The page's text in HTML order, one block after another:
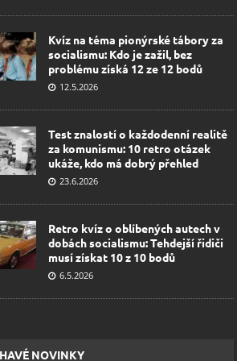
Kvíz na téma pionýrské tábory za
socialismu: Kdo je zažil, bez
problému získá 12 ze 12 bodů
12.5.2026
Test znalostí o každodenní realitě
za komunismu: 10 retro otázek
ukáže, kdo má dobrý přehled
23.6.2026
Retro kvíz o oblíbených autech v
dobách socialismu: Tehdejší řidiči
musí získat 10 z 10 bodů
6.5.2026
NOVINKY